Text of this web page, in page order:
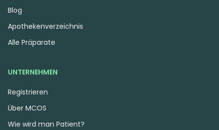
Blog
Apothekenverzeichnis
Alle Präparate
UNTERNEHMEN
Registrieren
Über MCOS
Wie wird man Patient?